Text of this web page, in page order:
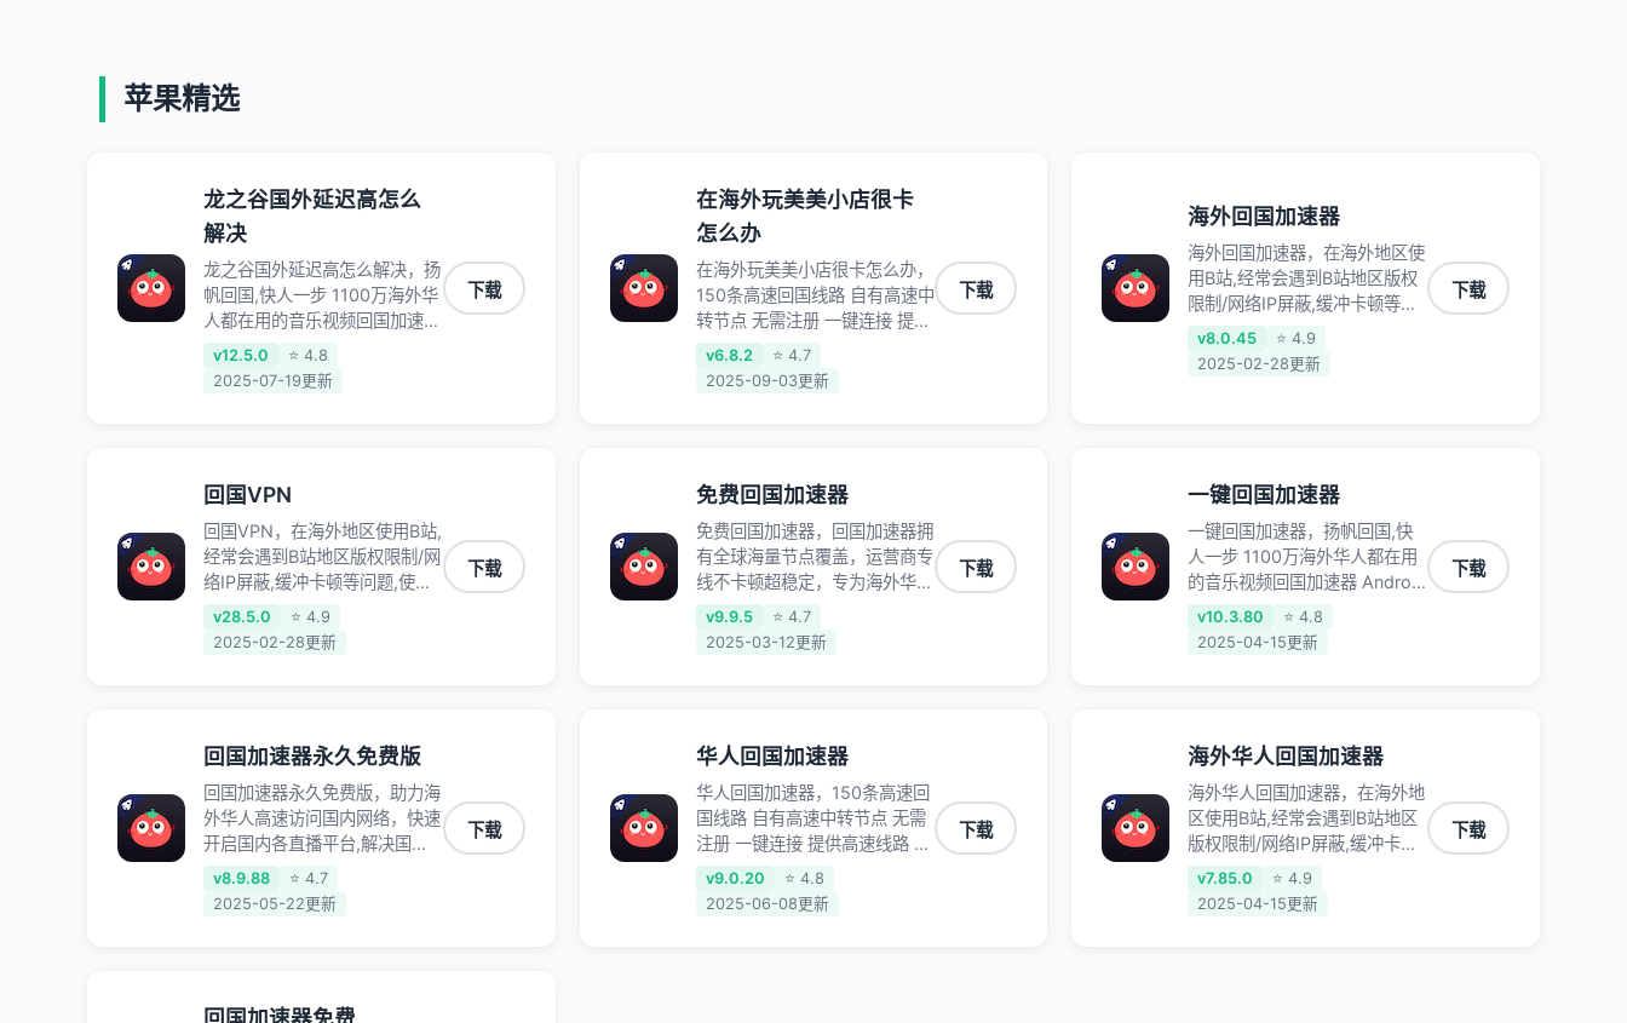
苹果精选
龙之谷国外延迟高怎么
解决
龙之谷国外延迟高怎么解决，扬
帆回国,快人一步 1100万海外华
人都在用的音乐视频回国加速器
Android iOS Windows Mac
TV VIP 支持多种加速场景 了解
v12.5.0
⭐ 4.8
2025-07-19更新
下载
在海外玩美美小店很卡
怎么办
在海外玩美美小店很卡怎么办，
150条高速回国线路 自有高速中
转节点 无需注册 一键连接 提供
高速线路 应用内直达视频音乐
app,快人一步 应用模式 App互
v6.8.2
⭐ 4.7
2025-09-03更新
下载
海外回国加速器
海外回国加速器，在海外地区使
用B站,经常会遇到B站地区版权
限制/网络IP屏蔽,缓冲卡顿等问
题,使用我们的哔哩哔哩专用回
国VPN,可加速解决各类网络问
v8.0.45
⭐ 4.9
2025-02-28更新
下载
回国VPN
回国VPN，在海外地区使用B站,
经常会遇到B站地区版权限制/网
络IP屏蔽,缓冲卡顿等问题,使用
我们的哔哩哔哩专用回国VPN,
可加速解决各类网络问题,一键
v28.5.0
⭐ 4.9
2025-02-28更新
下载
免费回国加速器
免费回国加速器，回国加速器拥
有全球海量节点覆盖，运营商专
线不卡顿超稳定，专为海外华人
和留学生打造，帮助海外华人免
除地域限制，随时高速稳定低延
v9.9.5
⭐ 4.7
2025-03-12更新
下载
一键回国加速器
一键回国加速器，扬帆回国,快
人一步 1100万海外华人都在用
的音乐视频回国加速器 Android
iOS Windows Mac TV VIP 支
持多种加速场景 了解更多 看视
v10.3.80
⭐ 4.8
2025-04-15更新
下载
回国加速器永久免费版
回国加速器永久免费版，助力海
外华人高速访问国内网络，快速
开启国内各直播平台,解决国内
视频、音乐卡顿问题；更能加速
海量国服游戏，超低延迟稳定不
v8.9.88
⭐ 4.7
2025-05-22更新
下载
华人回国加速器
华人回国加速器，150条高速回
国线路 自有高速中转节点 无需
注册 一键连接 提供高速线路 应
用内直达视频音乐app,快人一
步 应用模式 App互不干扰 不间
v9.0.20
⭐ 4.8
2025-06-08更新
下载
海外华人回国加速器
海外华人回国加速器，在海外地
区使用B站,经常会遇到B站地区
版权限制/网络IP屏蔽,缓冲卡顿
等问题,使用我们的哔哩哔哩专
用回国VPN,可加速解决各类网
v7.85.0
⭐ 4.9
2025-04-15更新
下载
回国加速器免费